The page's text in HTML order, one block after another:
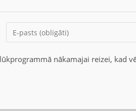
nākamajai reizei, kad